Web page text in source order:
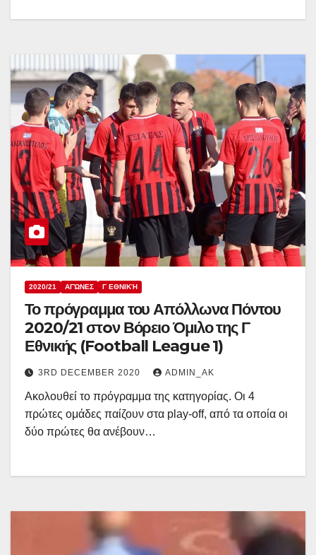
2020/21 ΑΓΏΝΕΣ Γ ΕΘΝΙΚΉ
Το πρόγραμμα του Απόλλωνα Πόντου
2020/21 στoν Βόρειο Όμιλο της Γ
Εθνικής (Football League 1)
3RD DECEMBER 2020 ADMIN_AK
Ακολουθεί το πρόγραμμα της κατηγορίας. Οι 4
πρώτες ομάδες παίζουν στα play-off, από τα οποία οι
δύο πρώτες θα ανέβουν…